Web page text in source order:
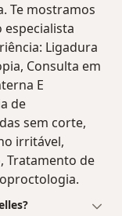
Te mostramos
Ligadura
Consulta em
E
de
sem corte,
irritável,
Tratamento de